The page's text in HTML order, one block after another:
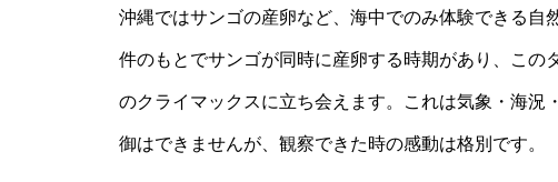
沖縄ではサンゴの産卵など、海中でのみ体験できる自
件のもとでサンゴが同時に産卵する時期があり、この
のクライマックスに立ち会えます。これは気象・海況
御はできませんが、観察できた時の感動は格別です。